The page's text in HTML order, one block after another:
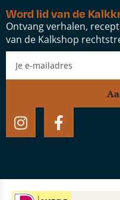
Word lid van de
Ontvang verhalen,
van de Kalkshop